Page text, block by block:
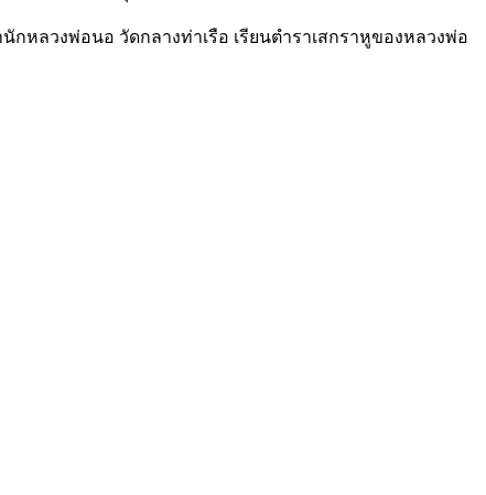
หลวงพ่อนอ วัดกลางท่าเรือ เรียนตำราเสกราหูของหลวงพ่อ